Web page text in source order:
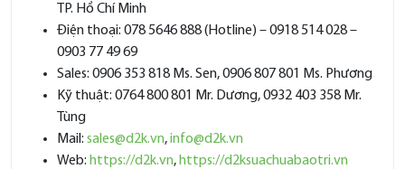
TP. Hồ Chí Minh
Điện thoại: 078 5646 888 (Hotline) – 0918 514 028 –
0903 77 49 69
Sales: 0906 353 818 Ms. Sen, 0906 807 801 Ms. Phương
Kỹ thuật: 0764 800 801 Mr. Dương, 0932 403 358 Mr.
Tùng
Mail: sales@d2k.vn,info@d2k.vn
Web: https://d2k.vn, https://d2ksuachuabaotri.vn